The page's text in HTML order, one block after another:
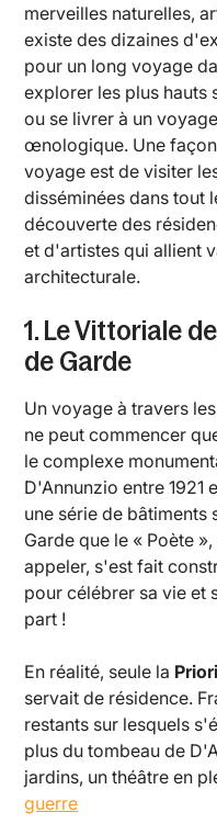
merveilles naturelles,
existe des dizaines
pour un long voyage
explorer les plus hauts
ou se livrer à un
œnologique. Une
voyage est de visiter
disséminées dans tout
découverte des
et d'artistes qui allient
architecturale.
1. Le Vittoriale
de Garde
Un voyage à travers
ne peut commencer
le complexe
D'Annunzio entre 1921
une série de bâtiments
Garde que le « Poète
appeler, s'est fait
pour célébrer sa vie et
part !
En réalité, seule la
servait de résidence.
restants sur lesquels
plus du tombeau de
jardins, un théâtre en
guerre